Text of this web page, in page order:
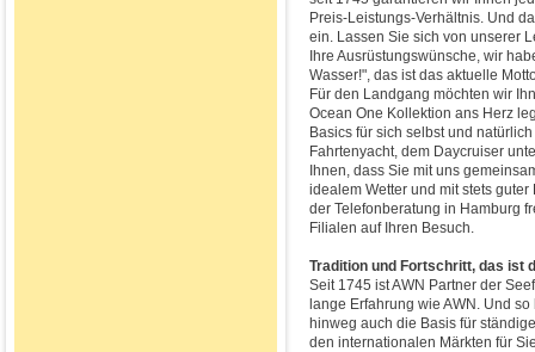
Preis-Leistungs-Verhältnis. Und
ein. Lassen Sie sich von unserer
Ihre Ausrüstungswünsche, wir
Wasser!", das ist das aktuelle
Für den Landgang möchten wir
Ocean One Kollektion ans Herz
Basics für sich selbst und
Fahrtenyacht, dem Daycruiser
Ihnen, dass Sie mit uns
idealem Wetter und mit stets
der Telefonberatung in Hamburg
Filialen auf Ihren Besuch.
Tradition und Fortschritt, das ist
Seit 1745 ist AWN Partner der
lange Erfahrung wie AWN. Und
hinweg auch die Basis für
den internationalen Märkten für